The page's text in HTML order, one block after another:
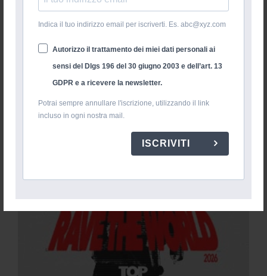
Indica il tuo indirizzo email per iscriverti. Es. abc@xyz.com
Autorizzo il trattamento dei miei dati personali ai
sensi del Dlgs 196 del 30 giugno 2003 e dell’art. 13
GDPR e a ricevere la newsletter.
Potrai sempre annullare l'iscrizione, utilizzando il link
incluso in ogni nostra mail.
ISCRIVITI